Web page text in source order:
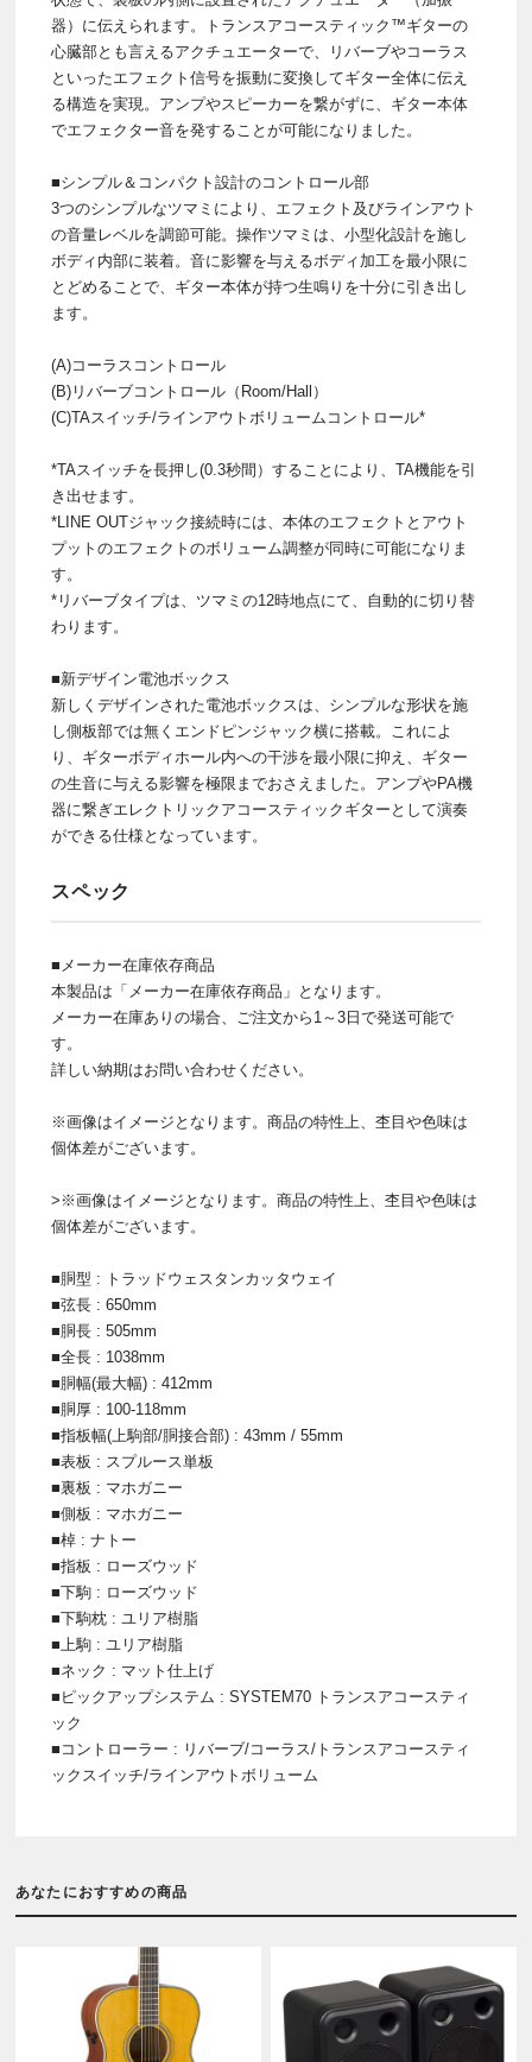
器）に伝えられます。トランスアコースティック™ギターの
心臓部とも言えるアクチュエーターで、リバーブやコーラス
といったエフェクト信号を振動に変換してギター全体に伝え
る構造を実現。アンプやスピーカーを繋がずに、ギター本体
でエフェクター音を発することが可能になりました。
■シンプル＆コンパクト設計のコントロール部
3つのシンプルなツマミにより、エフェクト及びラインアウト
の音量レベルを調節可能。操作ツマミは、小型化設計を施し
ボディ内部に装着。音に影響を与えるボディ加工を最小限に
とどめることで、ギター本体が持つ生鳴りを十分に引き出し
ます。
(A)コーラスコントロール
(B)リバーブコントロール（Room/Hall）
(C)TAスイッチ/ラインアウトボリュームコントロール*
*TAスイッチを長押し(0.3秒間）することにより、TA機能を引
き出せます。
*LINE OUTジャック接続時には、本体のエフェクトとアウト
プットのエフェクトのボリューム調整が同時に可能になりま
す。
*リバーブタイプは、ツマミの12時地点にて、自動的に切り替
わります。
■新デザイン電池ボックス
新しくデザインされた電池ボックスは、シンプルな形状を施
し側板部では無くエンドピンジャック横に搭載。これによ
り、ギターボディホール内への干渉を最小限に抑え、ギター
の生音に与える影響を極限までおさえました。アンプやPA機
器に繋ぎエレクトリックアコースティックギターとして演奏
ができる仕様となっています。
スペック
■メーカー在庫依存商品
本製品は「メーカー在庫依存商品」となります。
メーカー在庫ありの場合、ご注文から1～3日で発送可能で
す。
詳しい納期はお問い合わせください。
※画像はイメージとなります。商品の特性上、杢目や色味は
個体差がございます。
>※画像はイメージとなります。商品の特性上、杢目や色味は
個体差がございます。
■胴型 : トラッドウェスタンカッタウェイ
■弦長 : 650mm
■胴長 : 505mm
■全長 : 1038mm
■胴幅(最大幅) : 412mm
■胴厚 : 100-118mm
■指板幅(上駒部/胴接合部) : 43mm / 55mm
■表板 : スプルース単板
■裏板 : マホガニー
■側板 : マホガニー
■棹 : ナトー
■指板 : ローズウッド
■下駒 : ローズウッド
■下駒枕 : ユリア樹脂
■上駒 : ユリア樹脂
■ネック : マット仕上げ
■ピックアップシステム : SYSTEM70 トランスアコースティ
ック
■コントローラー : リバーブ/コーラス/トランスアコースティ
ックスイッチ/ラインアウトボリューム
あなたにおすすめの商品